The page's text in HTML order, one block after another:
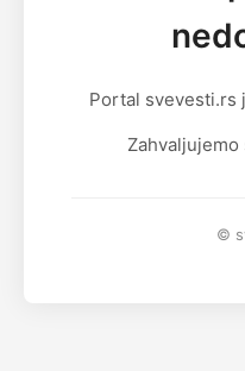
Portal svevesti.rs
Zahvaljujemo
©